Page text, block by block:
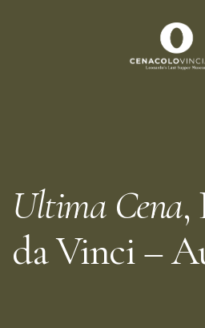
Ultima Cena,
da Vinci –